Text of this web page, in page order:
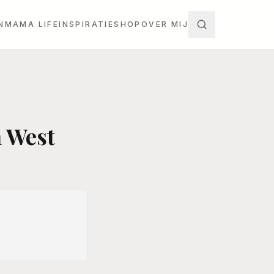
MAMA LIFEINSPIRATIESHOP OVER MIJ